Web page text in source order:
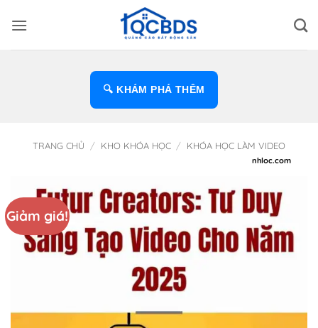
qua
🔍 KHÁM PHÁ THÊM
TRANG CHỦ / KHO KHÓA HỌC / KHÓA HỌC LÀM VIDEO
Giảm giá!